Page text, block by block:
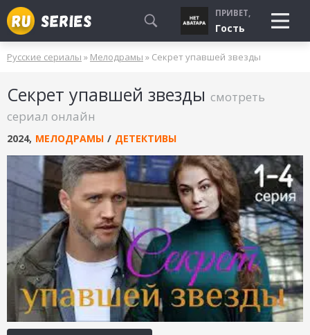
СМОТРЮ
БУДУ СМОТРЕТЬ
УЖЕ СМОТРЕЛ
ПРИВЕТ,
Гость
Русские сериалы » Мелодрамы » Секрет упавшей звезды
Секрет упавшей звезды смотреть
сериал онлайн
2024, МЕЛОДРАМЫ / ДЕТЕКТИВЫ